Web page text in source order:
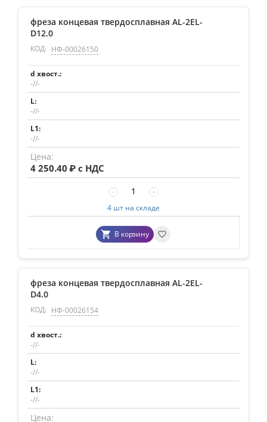
фреза концевая твердосплавная AL-2EL-
D12.0
КОД: НФ-00026150
-//-
-//-
-//-
4 250.40 ₽ с НДС
+
−
4 шт на складе
В корзину
фреза концевая твердосплавная AL-2EL-
D4.0
КОД: НФ-00026154
-//-
-//-
-//-